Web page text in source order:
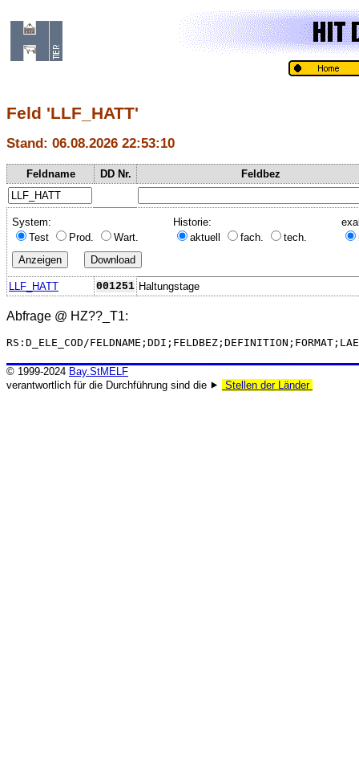
Feld 'LLF_HATT'
Stand: 06.08.2026 22:53:10
Feldname DD Nr. Feldbez
System:
Test
Prod. Wart.
Historie:
aktuell
fach. tech.
LLF_HATT 001251 Haltungstage
Abfrage @ HZ??_T1:
RS:D_ELE_COD/
© 1999-2024 Bay.StMELF
verantwortlich für die Durchführung sind die ⯈
Stellen der Länder